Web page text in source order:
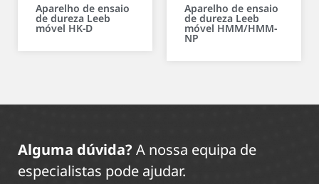
Aparelho de ensaio
de dureza Leeb
móvel HK-D
Aparelho de ensaio
de dureza Leeb
móvel HMM/HMM-
NP
Alguma dúvida? A nossa equipa de
especialistas pode ajudar.